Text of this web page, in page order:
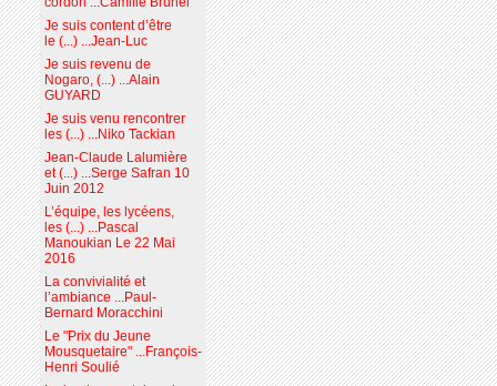
Je suis content d’être
le (...) ...Jean-Luc
Je suis revenu de
Nogaro, (...) ...Alain
GUYARD
Je suis venu rencontrer
les (...) ...Niko Tackian
Jean-Claude Lalumière
et (...) ...Serge Safran 10
Juin 2012
L’équipe, les lycéens,
les (...) ...Pascal
Manoukian Le 22 Mai
2016
La convivialité et
l’ambiance ...Paul-
Bernard Moracchini
Le "Prix du Jeune
Mousquetaire" ...François-
Henri Soulié